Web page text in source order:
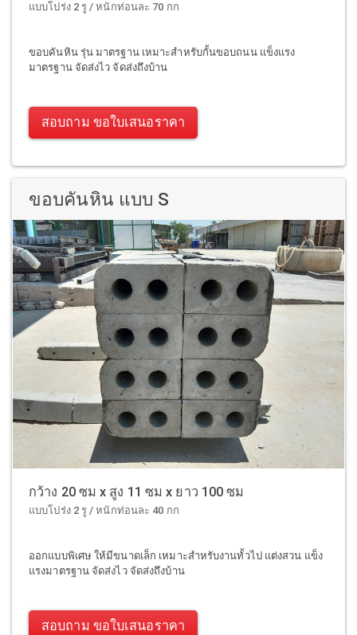
แบบโปร่ง 2 รู / หนักท่อนละ 70 กก
ขอบคันหิน รุ่น มาตรฐาน เหมาะสำหรับกั้นขอบถนน แข็งแรง
มาตรฐาน จัดส่งไว จัดส่งถึงบ้าน
สอบถาม ขอใบเสนอราคา
ขอบคันหิน แบบ S
กว้าง 20 ซม x สูง 11 ซม x ยาว 100 ซม
แบบโปร่ง 2 รู / หนักท่อนละ 40 กก
ออกแบบพิเศษ ให้มีขนาดเล็ก เหมาะสำหรับงานทั้วไป แต่งสวน แข็ง
แรงมาตรฐาน จัดส่งไว จัดส่งถึงบ้าน
สอบถาม ขอใบเสนอราคา